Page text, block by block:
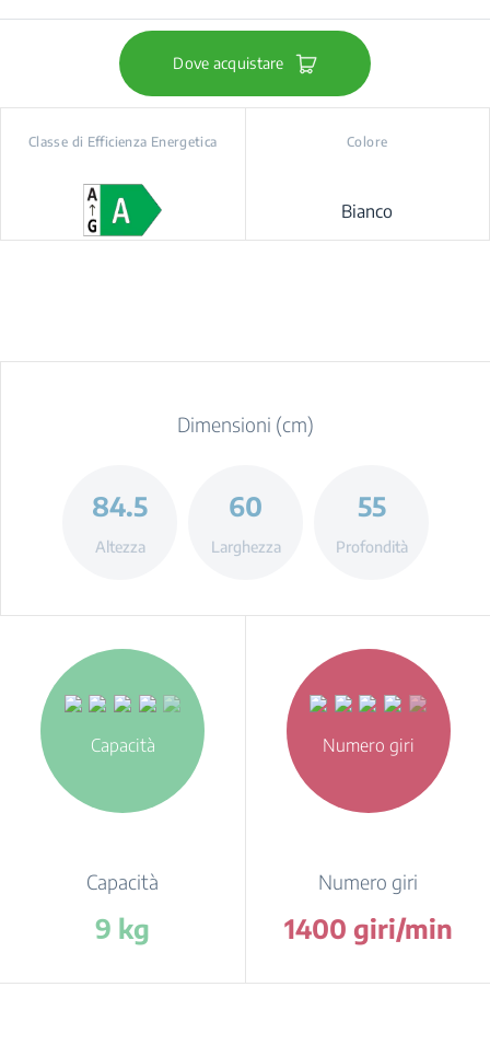
Dove acquistare
Classe di Efficienza Energetica Colore
Bianco
Dimensioni (cm)
84.5
Altezza
60
Larghezza
55
Profondità
Capacità
Capacità
9 kg
Numero giri
Numero giri
1400 giri/min